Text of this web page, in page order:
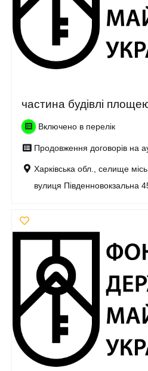
частина будівлі
Включено в перелік
Продовження договорів на
Харківська обл., селище
вулиця Південновокзальна